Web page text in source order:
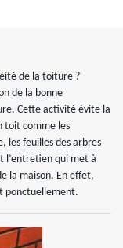
de la toiture ?
de la bonne
Cette activité évite la
toit comme les
les feuilles des arbres
l’entretien qui met à
la maison. En effet,
ponctuellement.